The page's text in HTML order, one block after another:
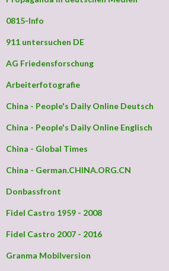
0815-Info
911 untersuchen DE
AG Friedensforschung
Arbeiterfotografie
China - People's Daily Online Deutsch
China - People's Daily Online Englisch
China - Global Times
China - German.CHINA.ORG.CN
Donbassfront
Fidel Castro 1959 - 2008
Fidel Castro 2007 - 2016
Granma Mobilversion